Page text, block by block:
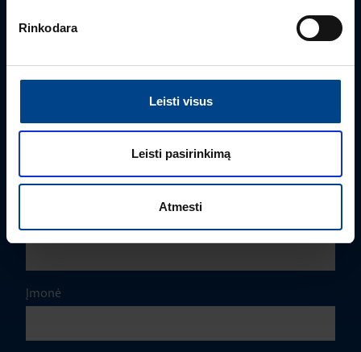
Rinkodara
Leisti visus
Leisti pasirinkimą
Atmesti
PRODUKTO VADOVAS
edmas.nausedas@utugroup.com
Įmonė